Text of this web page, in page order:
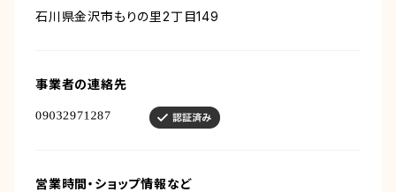
石川県金沢市もりの里2丁目149
事業者の連絡先
営業時間・ショップ情報など